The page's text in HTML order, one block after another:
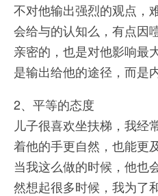
不对他输出强烈的观点，
会给与的认知么，有点因
亲密的，也是对他影响最
是输出给他的途径，而是内
2、平等的态度
儿子很喜欢坐扶梯，我经
着他的手更自然，也能更
当我这么做的时候，他也
然想起很多时候，我为了